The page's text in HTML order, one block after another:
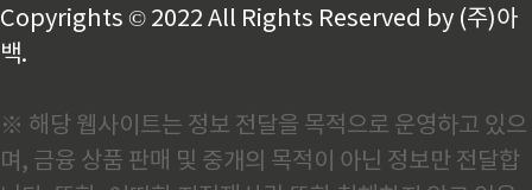
Copyrights © 2022 All Rights Reserved by (주)아
백.
※ 해당 웹사이트는 정보 전달을 목적으로 운영하고 있으
며, 금융 상품 판매 및 중개의 목적이 아닌 정보만 전달합